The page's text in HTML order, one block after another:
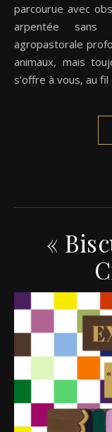
parcourue avec
arpentée sans
agropastorale
animaux, mais
s’offre à vous, au
«